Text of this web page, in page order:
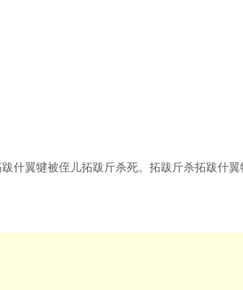
翼犍被侄儿拓跋斤杀死。拓跋斤杀拓跋什翼